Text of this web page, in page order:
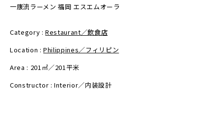
一康流ラーメン 福岡 エスエムオーラ
Category :Restaurant／飲食店
Location :Philippines／フィリピン
Area : 201㎡／201平米
Constructor : Interior／内装設計